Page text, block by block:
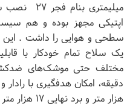
اپتیکی مجهز بوده و هم
یک سلاح تمام خودکار با
هزار متر و برد نهایی ۱۷ هزار متر است.